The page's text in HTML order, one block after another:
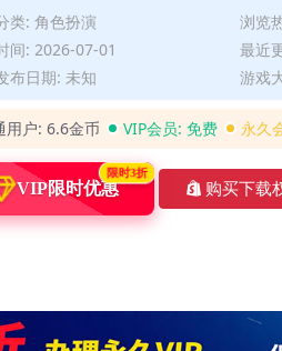
类: 角色扮演
浏览
间: 2026-07-01
最近
布日期: 未知
游戏
用户: 6.6金币 VIP会员: 免费 永久
VIP限时优惠
限时3折
购买下载